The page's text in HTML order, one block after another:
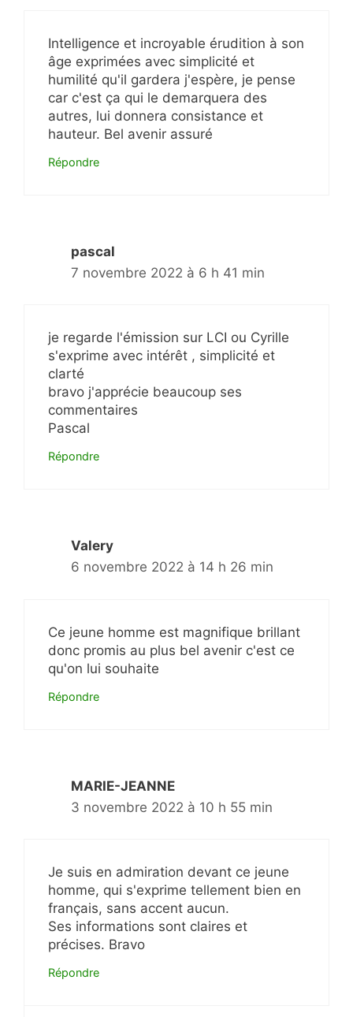
Intelligence et incroyable érudition à son
âge exprimées avec simplicité et
humilité qu'il gardera j'espère, je pense
car c'est ça qui le demarquera des
autres, lui donnera consistance et
hauteur. Bel avenir assuré
Répondre
pascal
7 novembre 2022 à 6 h 41 min
je regarde l'émission sur LCI ou Cyrille
s'exprime avec intérêt , simplicité et
clarté
bravo j'apprécie beaucoup ses
commentaires
Pascal
Répondre
Valery
6 novembre 2022 à 14 h 26 min
Ce jeune homme est magnifique brillant
donc promis au plus bel avenir c'est ce
qu'on lui souhaite
Répondre
MARIE-JEANNE
3 novembre 2022 à 10 h 55 min
Je suis en admiration devant ce jeune
homme, qui s'exprime tellement bien en
français, sans accent aucun.
Ses informations sont claires et
précises. Bravo
Répondre